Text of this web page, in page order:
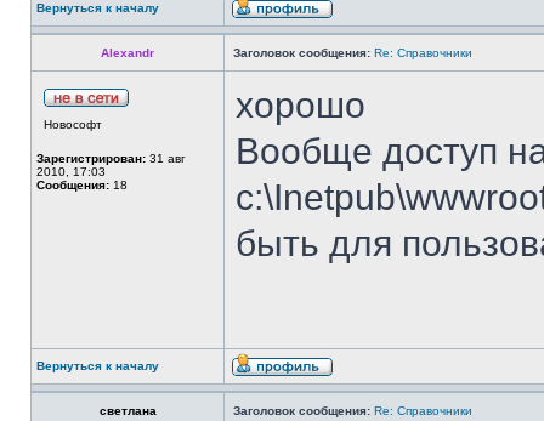
Вернуться к началу
Alexandr Заголовок сообщения: Re: Справочники
Новософт
Зарегистрирован: 31 авг
2010, 17:03
Сообщения: 18
хорошо
Вообще доступ
быть для
Вернуться к началу
светлана Заголовок сообщения: Re: Справочники